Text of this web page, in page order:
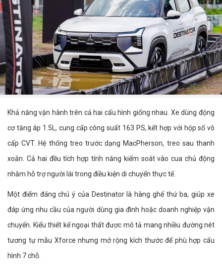
Khả năng vận hành trên cả hai cấu hình giống nhau. Xe dùng động
cơ tăng áp 1.5L, cung cấp công suất 163 PS, kết hợp với hộp số vô
cấp CVT. Hệ thống treo trước dạng MacPherson, treo sau thanh
xoắn. Cả hai đều tích hợp tính năng kiểm soát vào cua chủ động
nhằm hỗ trợ người lái trong điều kiện di chuyển thực tế.
Một điểm đáng chú ý của Destinator là hàng ghế thứ ba, giúp xe
đáp ứng nhu cầu của người dùng gia đình hoặc doanh nghiệp vận
chuyển. Kiểu thiết kế ngoại thất được mô tả mang nhiều đường nét
tương tự mẫu Xforce nhưng mở rộng kích thước để phù hợp cấu
hình 7 chỗ.